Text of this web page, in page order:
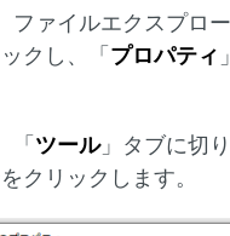
ファイルエクスプロ
クし、「 プロパティ
「 ツール」タブに切
クリックします。